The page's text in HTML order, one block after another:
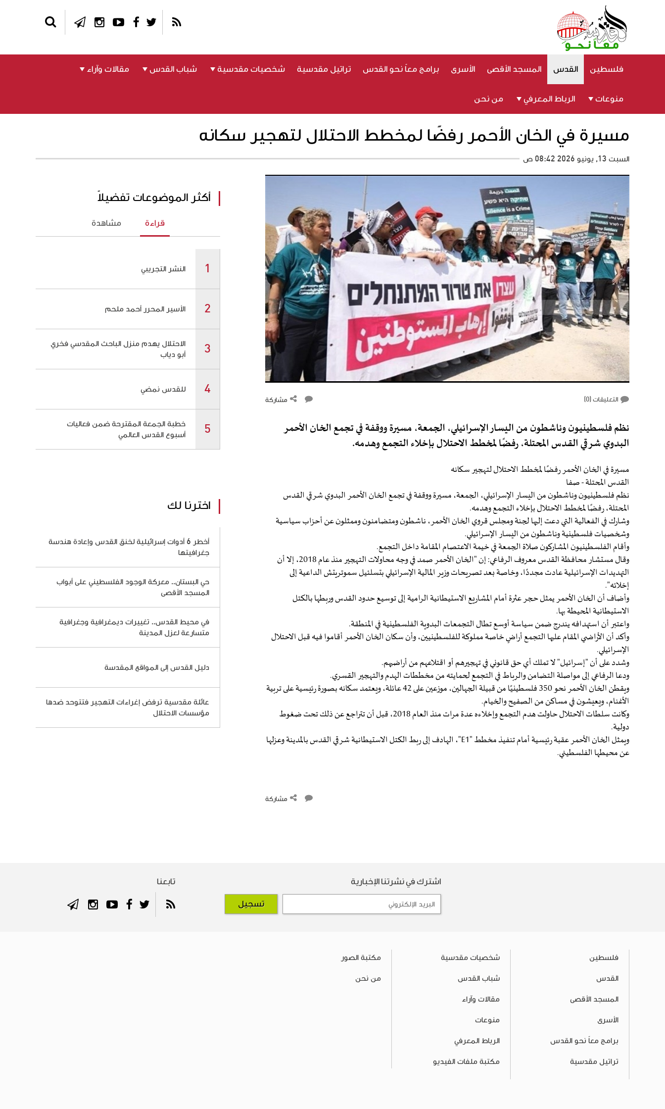
فلسطين القدس المسجد الأقصى الأسرى برامج معاً نحو القدس تراتيل مقدسية شخصيات مقدسية شباب القدس مقالات وآراء
منوعات الرباط المعرفي من نحن
مسيرة في الخان الأحمر رفضًا لمخطط الاحتلال لتهجير سكانه
السبت 13, يونيو 2026 08:42 ص
التعليقات (0
)‎ مشاركة
نظم فلسطينيون وناشطون من اليسار الإسرائيلي، الجمعة، مسيرة ووقفة في تجمع الخان الأحمر
البدوي شرقي القدس المحتلة، رفضًا لمخطط الاحتلال بإخلاء التجمع وهدمه.
مسيرة في الخان الأحمر رفضًا لمخطط الاحتلال لتهجير سكانه
القدس المحتلة - صفا
نظم فلسطينيون وناشطون من اليسار الإسرائيلي، الجمعة، مسيرة ووقفة في تجمع الخان الأحمر البدوي شرقي القدس
المحتلة، رفضًا لمخطط الاحتلال بإخلاء التجمع وهدمه.
وشارك في الفعالية التي دعت إليها لجنة ومجلس قروي الخان الأحمر، ناشطون ومتضامنون وممثلون عن أحزاب سياسية
وشخصيات فلسطينية وناشطون من اليسار الإسرائيلي.
وأقام الفلسطينيون المشاركون صلاة الجمعة في خيمة الاعتصام المقامة داخل التجمع.
وقال مستشار محافظة القدس معروف الرفاعي: إن "الخان الأحمر صمد في وجه محاولات التهجير منذ عام 2018، إلا أن
التهديدات الإسرائيلية عادت مجددًا، وخاصة بعد تصريحات وزير المالية الإسرائيلي بتسلئيل سموتريتش الداعية إلى
إخلائه".
وأضاف أن الخان الأحمر يمثل حجر عثرة أمام المشاريع الاستيطانية الرامية إلى توسيع حدود القدس وربطها بالكتل
الاستيطانية المحيطة بها.
واعتبر أن استهدافه يندرج ضمن سياسة أوسع تطال التجمعات البدوية الفلسطينية في المنطقة.
وأكد أن الأراضي المقام عليها التجمع أراضٍ خاصة مملوكة للفلسطينيين، وأن سكان الخان الأحمر أقاموا فيه قبل الاحتلال
الإسرائيلي.
وشدد على أن "إسرائيل" لا تملك أي حق قانوني في تهجيرهم أو اقتلاعهم من أراضيهم.
ودعا الرفاعي إلى مواصلة التضامن والرباط في التجمع لحمايته من مخططات الهدم والتهجير القسري.
ويقطن الخان الأحمر نحو 350 فلسطينيًا من قبيلة الجهالين، موزعين على 42 عائلة، ويعتمد سكانه بصورة رئيسية على تربية
الأغنام، ويعيشون في مساكن من الصفيح والخيام.
وكانت سلطات الاحتلال حاولت هدم التجمع وإخلاءه عدة مرات منذ العام 2018، قبل أن تتراجع عن ذلك تحت ضغوط
دولية.
ويمثل الخان الأحمر عقبة رئيسية أمام تنفيذ مخطط "E1"، الهادف إلى ربط الكتل الاستيطانية شرقي القدس بالمدينة وعزلها
عن محيطها الفلسطيني.
مشاركة
أكثر الموضوعات تفضيلاً
قراءة مشاهدة
النشر التجريبي
الأسير المحرر أحمد ملحم
الاحتلال يهدم منزل الباحث المقدسي فخري
أبو دياب
للقدس نمضي
خطبة الجمعة المقترحة ضمن فعاليات
أسبوع القدس العالمي
اخترنا لك
أخطر 6 أدوات إسرائيلية لخنق القدس وإعادة هندسة
جغرافيتها
حي البستان.. معركة الوجود الفلسطيني على أبواب
المسجد الأقصى
في محيط القدس.. تغييرات ديمغرافية وجغرافية
متسارعة لعزل المدينة
دليل القدس إلى المواقع المقدسة
عائلة مقدسية ترفض إغراءات التهجير فتتوحد ضدها
مؤسسات الاحتلال
تابعنا اشترك في نشرتنا الإخبارية
فلسطين
القدس
المسجد الأقصى
الأسرى
برامج معاً نحو القدس
تراتيل مقدسية
شخصيات مقدسية
شباب القدس
مقالات وآراء
منوعات
الرباط المعرفي
مكتبة ملفات الفيديو
مكتبة الصور
من نحن